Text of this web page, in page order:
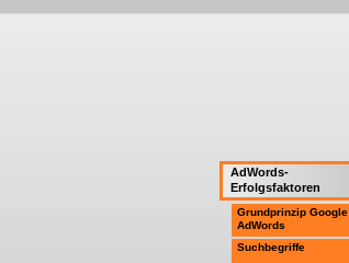
AdWords-
Erfolgsfaktoren
Grundprinzip Google
AdWords
Suchbegriffe